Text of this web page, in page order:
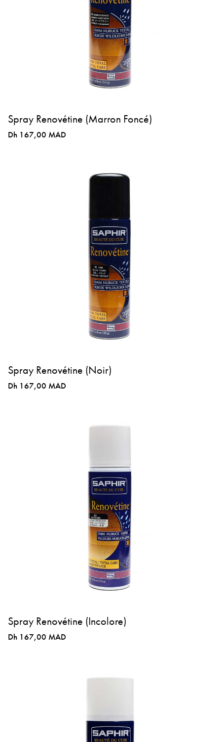
Spray Renovétine (Marron Foncé)
Dh 167,00 MAD
Spray Renovétine (Noir)
Dh 167,00 MAD
Spray Renovétine (Incolore)
Dh 167,00 MAD